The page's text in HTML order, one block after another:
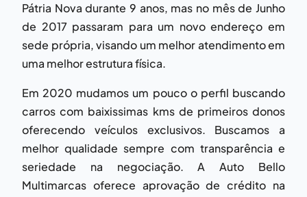
Pátria Nova durante 9 anos, mas no mês de Junho
de 2017 passaram para um novo endereço em
sede própria, visando um melhor atendimento em
uma melhor estrutura física.
Em 2020 mudamos um pouco o perfil buscando
carros com baixissimas kms de primeiros donos
oferecendo veículos exclusivos. Buscamos a
melhor qualidade sempre com transparência e
seriedade na negociação. A Auto Bello
Multimarcas oferece aprovação de crédito na